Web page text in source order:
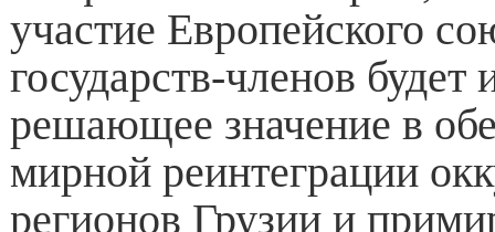
участие Европейского
государств-членов будет
решающее значение в
мирной реинтеграции
регионов Грузии и